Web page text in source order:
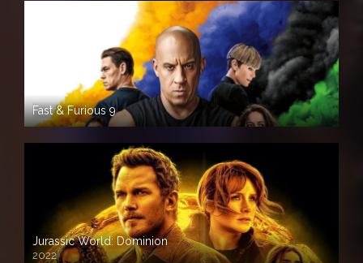
Fast & Furious 9
Jurassic World: Dominion
2022